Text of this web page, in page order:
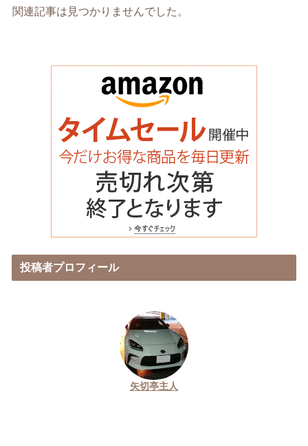
関連記事は見つかりませんでした。
投稿者プロフィール
矢切亭主人